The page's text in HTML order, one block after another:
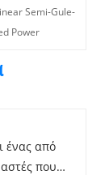
Semi-Gule-
Power
ένας από
που